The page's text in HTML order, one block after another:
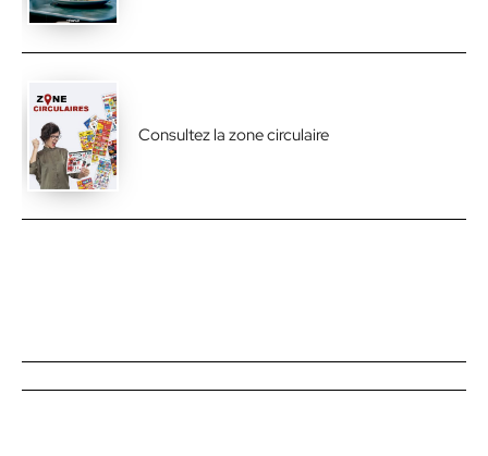
Consultez la zone circulaire